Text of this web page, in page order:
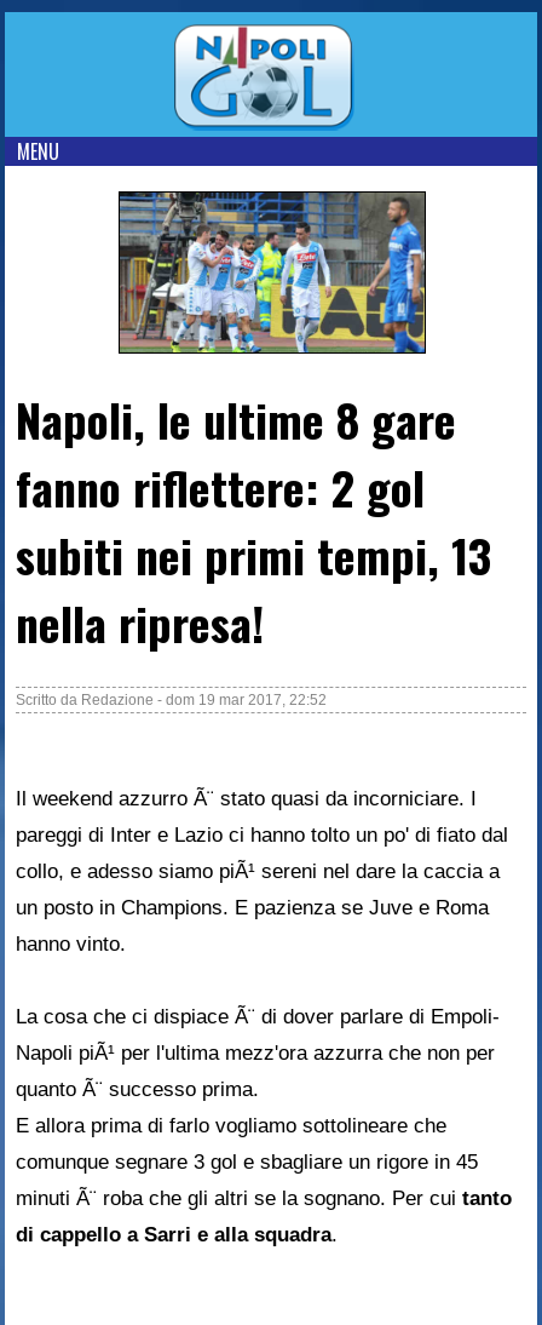
MENU
Napoli, le ultime 8 gare
fanno riflettere: 2 gol
subiti nei primi tempi, 13
nella ripresa!
Scritto da Redazione -dom 19 mar 2017, 22:52
Il weekend azzurro Ã¨ stato quasi da incorniciare. I
pareggi di Inter e Lazio ci hanno tolto un po' di fiato dal
collo, e adesso siamo piÃ¹ sereni nel dare la caccia a
un posto in Champions. E pazienza se Juve e Roma
hanno vinto.
La cosa che ci dispiace Ã¨ di dover parlare di Empoli-
Napoli piÃ¹ per l'ultima mezz'ora azzurra che non per
quanto Ã¨ successo prima.
E allora prima di farlo vogliamo sottolineare che
comunque segnare 3 gol e sbagliare un rigore in 45
minuti Ã¨ roba che gli altri se la sognano. Per cuitanto
di cappello a Sarri e alla squadra.